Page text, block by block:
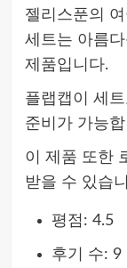
젤리스푼의
세트는 아름
제품입니다.
플랩캡이 세
준비가 가능
이 제품 또한
받을 수 있습
평점: 4.5
후기 수: 9